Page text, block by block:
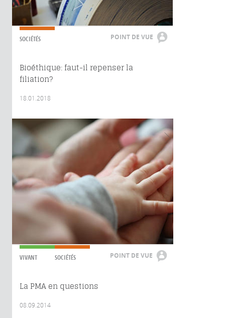
SOCIÉTÉS POINT DE VUE
Bioéthique: faut-il repenser la
filiation?
18.01.2018
VIVANT SOCIÉTÉS POINT DE VUE
La PMA en questions
08.09.2014